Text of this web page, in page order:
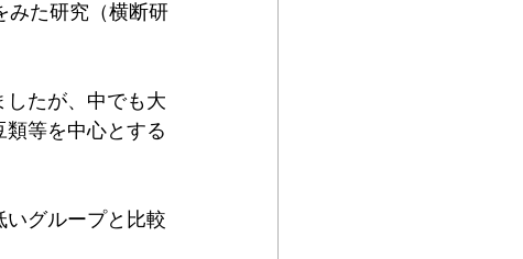
みた研究（横断研
たが、中でも大
等を中心とする
グループと比較